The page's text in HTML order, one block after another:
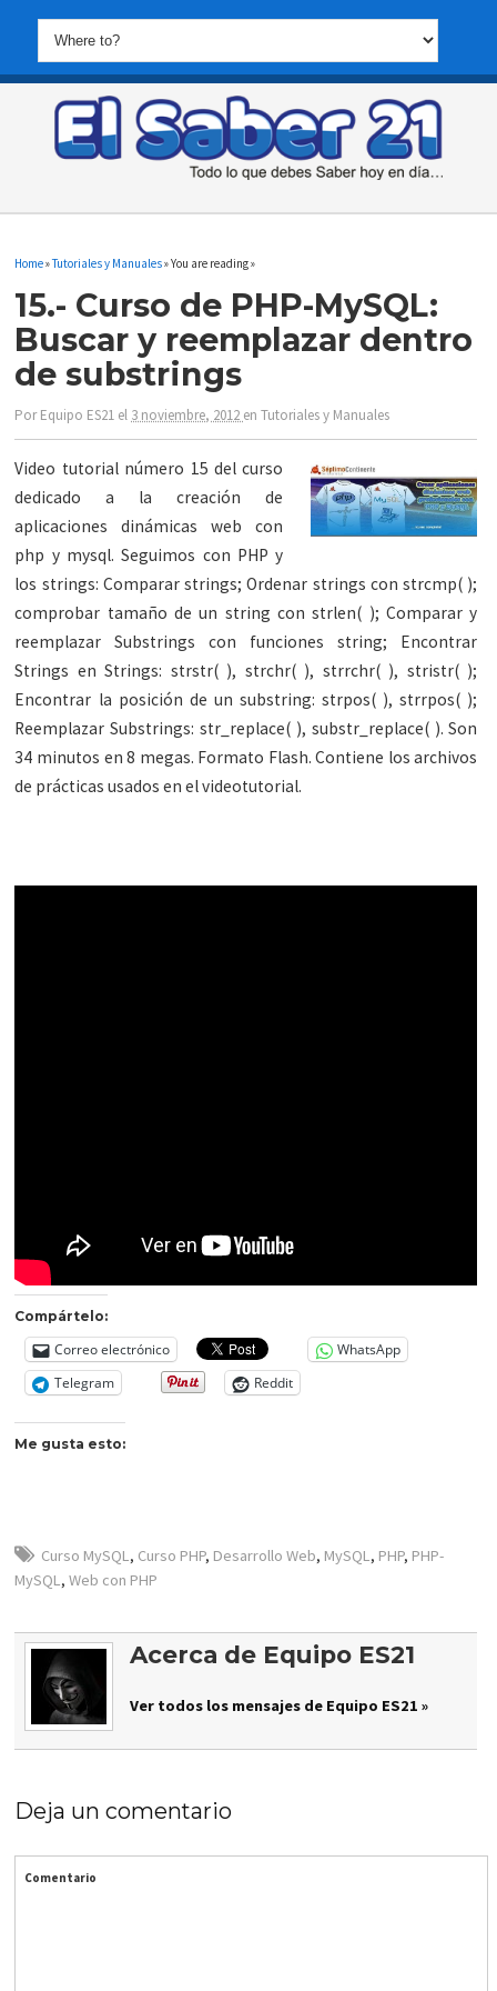
Home»Tutoriales y Manuales» You are reading »
15.- Curso de PHP-MySQL:
Buscar y reemplazar dentro
de substrings
PorEquipo ES21 el 3 noviembre, 2012 enTutoriales y Manuales
Video tutorial número 15 del curso
dedicado a la creación de
aplicaciones dinámicas web con
php y mysql. Seguimos con PHP y
los strings: Comparar strings; Ordenar strings con strcmp( );
comprobar tamaño de un string con strlen( ); Comparar y
reemplazar Substrings con funciones string; Encontrar
Strings en Strings: strstr( ), strchr( ), strrchr( ), stristr( );
Encontrar la posición de un substring: strpos( ), strrpos( );
Reemplazar Substrings: str_replace( ), substr_replace( ). Son
34 minutos en 8 megas. Formato Flash. Contiene los archivos
de prácticas usados en el videotutorial.
Compártelo:
Correo electrónico
WhatsApp
Telegram
Reddit
Me gusta esto:
Curso MySQL, Curso PHP, Desarrollo Web, MySQL, PHP, PHP-
MySQL,Web con PHP
Acerca de Equipo ES21
Ver todos los mensajes de Equipo ES21 »
Deja un comentario
Comentario